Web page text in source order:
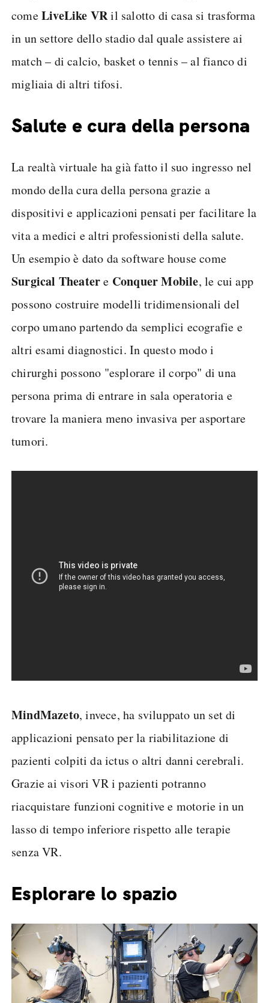
comeLiveLike VRil salotto di casa si trasforma
in un settore dello stadio dal quale assistere ai
match – di calcio, basket o tennis – al fianco di
migliaia di altri tifosi.
Salute e cura della persona
La realtà virtuale ha già fatto il suo ingresso nel
mondo della cura della persona grazie a
dispositivi e applicazioni pensati per facilitare la
vita a medici e altri professionisti della salute.
Un esempio è dato da software house come
Surgical Theatere Conquer Mobile, le cui app
possono costruire modelli tridimensionali del
corpo umano partendo da semplici ecografie e
altri esami diagnostici. In questo modo i
chirurghi possono "esplorare il corpo" di una
persona prima di entrare in sala operatoria e
trovare la maniera meno invasiva per asportare
tumori.
MindMazeto, invece, ha sviluppato un set di
applicazioni pensato per la riabilitazione di
pazienti colpiti da ictus o altri danni cerebrali.
Grazie ai visori VR i pazienti potranno
riacquistare funzioni cognitive e motorie in un
lasso di tempo inferiore rispetto alle terapie
senza VR.
Esplorare lo spazio